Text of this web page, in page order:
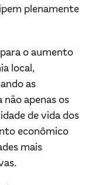
plenamente
o aumento
local,
as
apenas os
de vida dos
econômico
mais